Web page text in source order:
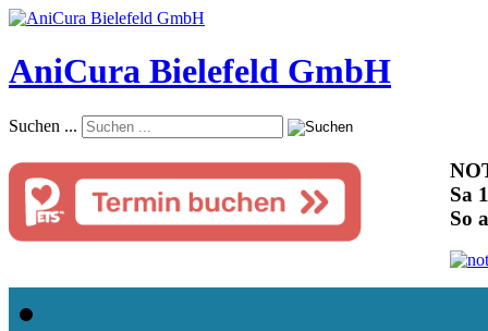
AniCura Bielefeld GmbH
Suchen ...
Sa
So